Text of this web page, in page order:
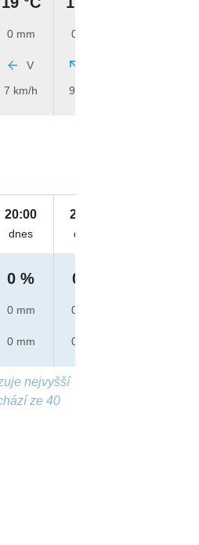
0 mm
V
7 km/h
0 mm
9 km/h
20:00
dnes
0 %
0 mm
0 mm
21:00
dnes
0 %
0 mm
0 mm
nejvyšší
ze 40